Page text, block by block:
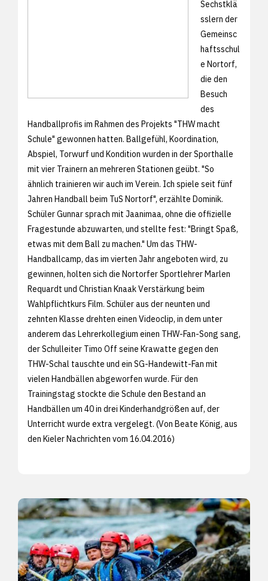
Sechstklä
sslern der
Gemeinsc
haftsschul
e Nortorf,
die den
Besuch
des
Handballprofis im Rahmen des Projekts "THW macht
Schule" gewonnen hatten. Ballgefühl, Koordination,
Abspiel, Torwurf und Kondition wurden in der Sporthalle
mit vier Trainern an mehreren Stationen geübt. "So
ähnlich trainieren wir auch im Verein. Ich spiele seit fünf
Jahren Handball beim TuS Nortorf", erzählte Dominik.
Schüler Gunnar sprach mit Jaanimaa, ohne die offizielle
Fragestunde abzuwarten, und stellte fest: "Bringt Spaß,
etwas mit dem Ball zu machen." Um das THW-
Handballcamp, das im vierten Jahr angeboten wird, zu
gewinnen, holten sich die Nortorfer Sportlehrer Marlen
Requardt und Christian Knaak Verstärkung beim
Wahlpflichtkurs Film. Schüler aus der neunten und
zehnten Klasse drehten einen Videoclip, in dem unter
anderem das Lehrerkollegium einen THW-Fan-Song sang,
der Schulleiter Timo Off seine Krawatte gegen den
THW-Schal tauschte und ein SG-Handewitt-Fan mit
vielen Handbällen abgeworfen wurde. Für den
Trainingstag stockte die Schule den Bestand an
Handbällen um 40 in drei Kinderhandgrößen auf, der
Unterricht wurde extra vergelegt. (Von Beate König, aus
den Kieler Nachrichten vom 16.04.2016)